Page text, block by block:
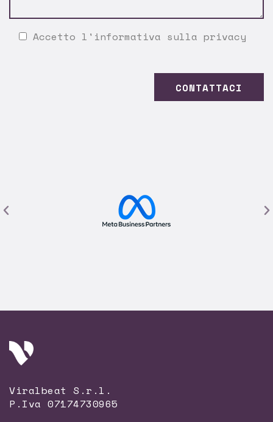
Accetto l' informativa sulla privacy
Viralbeat S.r.l.
P.Iva 07174730965